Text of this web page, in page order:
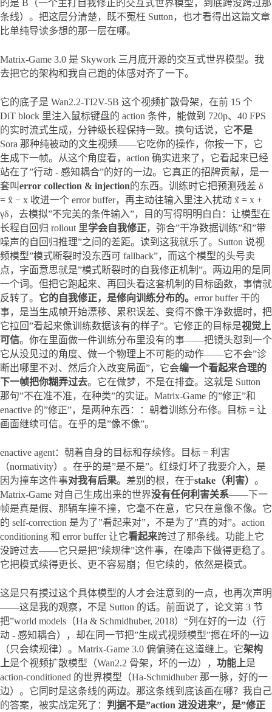
的是 B（一个主打自我修正的交互式世界模型，到底跨没跨过那
条线）。把这层分清楚，既不冤枉 Sutton，也才看得出这篇文章
比单纯导读多想的那一层在哪。
Matrix-Game 3.0 是 Skywork 三月底开源的交互式世界模型。我
去把它的架构和我自己跑的体感对齐了一下。
它的底子是 Wan2.2-TI2V-5B 这个视频扩散骨架，在前 15 个
DiT block 里注入鼠标键盘的 action 条件，能做到 720p、40 FPS
的实时流式生成，分钟级长程保持一致。换句话说，它不是
Sora 那种纯被动的文生视频——它吃你的操作，你按一下，它
生成下一帧。从这个角度看，action 确实进来了，它看起来已经
站在了”行动 - 感知耦合”的好的一边。它真正的招牌贡献，是一
套叫error collection & injection的东西。训练时它把预测残差 δ
= x̂ − x 收进一个 error buffer，再主动往输入里注入扰动 x̃ = x +
γδ，去模拟”不完美的条件输入”，目的写得明明白白：让模型在
长程自回归 rollout 里学会自我修正，弥合”干净数据训练”和”带
噪声的自回归推理”之间的差距。读到这我就乐了。Sutton 说视
频模型”模式断裂时没东西可 fallback”，而这个模型的头号卖
点，字面意思就是”模式断裂时的自我修正机制”。两边用的是同
一个词。但把它跑起来、再回头看这套机制的目标函数，事情就
反转了。 它的自我修正，是修向训练分布的。 error buffer 干的
事，是当生成帧开始漂移、累积误差、变得不像干净数据时，把
它拉回”看起来像训练数据该有的样子”。它修正的目标是视觉上
可信。你在里面做一件训练分布里没有的事——把镜头怼到一个
它从没见过的角度、做一个物理上不可能的动作——它不会”诊
断出哪里不对、然后介入改变局面”，它会编一个看起来合理的
下一帧把你糊弄过去。它在做梦，不是在排查。这就是 Sutton
那句”不在准不准，在种类”的实证。Matrix-Game 的”修正”和
enactive 的”修正”，是两种东西：：朝着训练分布修。目标 = 让
画面继续可信。在乎的是”像不像”。
enactive agent：朝着自身的目标和存续修。目标 = 利害
（normativity）。在乎的是”是不是”。红绿灯坏了我要介入，是
因为撞车这件事对我有后果。差别的根，在于stake（利害） 。
Matrix-Game 对自己生成出来的世界没有任何利害关系——下一
帧是真是假、那辆车撞不撞，它毫不在意，它只在意像不像。它
的 self-correction 是为了”看起来对”，不是为了”真的对”。action
conditioning 和 error buffer 让它看起来跨过了那条线。功能上它
没跨过去——它只是把”续规律”这件事，在噪声下做得更稳了。
它把模式续得更长、更不容易崩；但它续的，依然是模式。
这是只有摸过这个具体模型的人才会注意到的一点，也再次声明
——这是我的观察，不是 Sutton 的话。前面说了，论文第 3 节
把”world models（Ha & Schmidhuber, 2018）“列在好的一边（行
动 - 感知耦合），却在同一节把”生成式视频模型”摁在坏的一边
（只会续规律）。Matrix-Game 3.0 偏偏骑在这道缝上。它架构
上是个视频扩散模型（Wan2.2 骨架，坏的一边）， 功能上是
action-conditioned 的世界模型（Ha-Schmidhuber 那一脉，好的一
边）。它同时是这条线的两边。那这条线到底该画在哪？我自己
的答案，被实战定死了： 判据不是”action 进没进来”，是”修正